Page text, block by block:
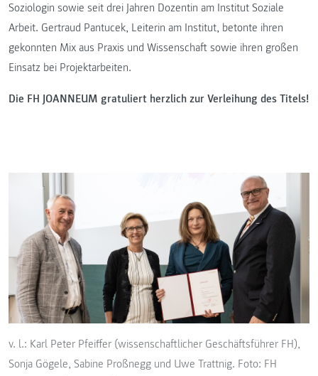
Soziologin sowie seit drei Jahren Dozentin am Institut Soziale
Arbeit. Gertraud Pantucek, Leiterin am Institut, betonte ihren
gekonnten Mix aus Praxis und Wissenschaft sowie ihren großen
Einsatz bei Projektarbeiten.
Die FH JOANNEUM gratuliert herzlich zur Verleihung des Titels!
v. l.: Karl Peter Pfeiffer (wissenschaftlicher Geschäftsführer FH),
Sonja Gögele, Sabine Proßnegg und Uwe Trattnig. Foto: FH